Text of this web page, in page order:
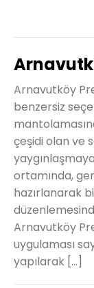
Arnavutköy
benzersiz
çeşidi olan ve
ortamında,
hazırlanarak
Arnavutköy
uygulaması
yapılarak […]